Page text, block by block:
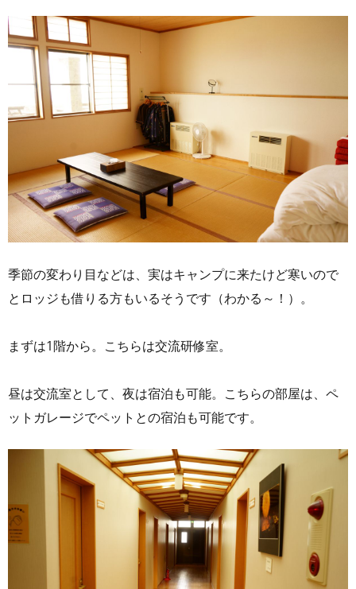
季節の変わり目などは、実はキャンプに来たけど寒いので
とロッジも借りる方もいるそうです（わかる～！）。
まずは1階から。こちらは交流研修室。
昼は交流室として、夜は宿泊も可能。こちらの部屋は、ペ
ットガレージでペットとの宿泊も可能です。